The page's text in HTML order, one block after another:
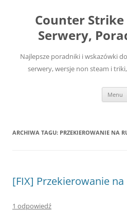
Counter Strike
Serwery,
Najlepsze poradniki i wskazówki
serwery, wersje non steam i
Menu
ARCHIWA TAGU: PRZEKIEROWANIE NA
[FIX] Przekierowanie
1 odpowiedź